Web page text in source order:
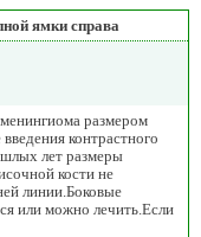
ямки справа
размером
контрастного
лет размеры
кости не
линии.Боковые
или можно лечить.Если